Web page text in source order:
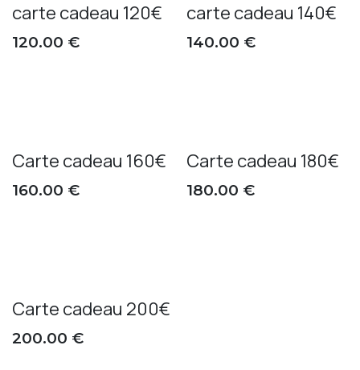
carte cadeau 120€
120.00 €
carte cadeau 140€
140.00 €
Carte cadeau 160€
160.00 €
Carte cadeau 180€
180.00 €
Carte cadeau 200€
200.00 €